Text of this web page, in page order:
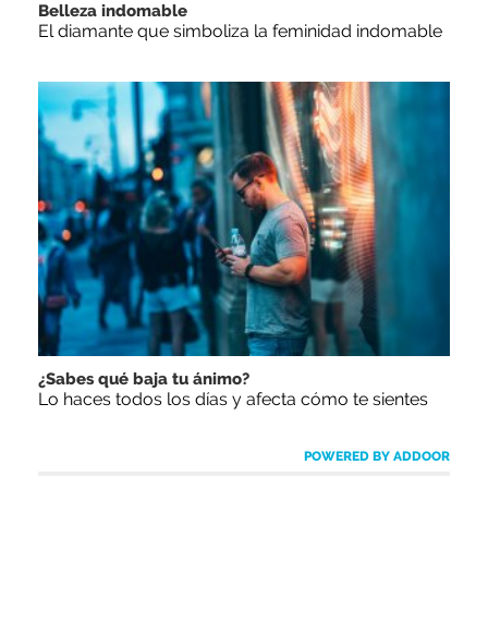
Belleza indomable
El diamante que simboliza la feminidad indomable
¿Sabes qué baja tu ánimo?
Lo haces todos los días y afecta cómo te sientes
POWERED BY ADDOOR